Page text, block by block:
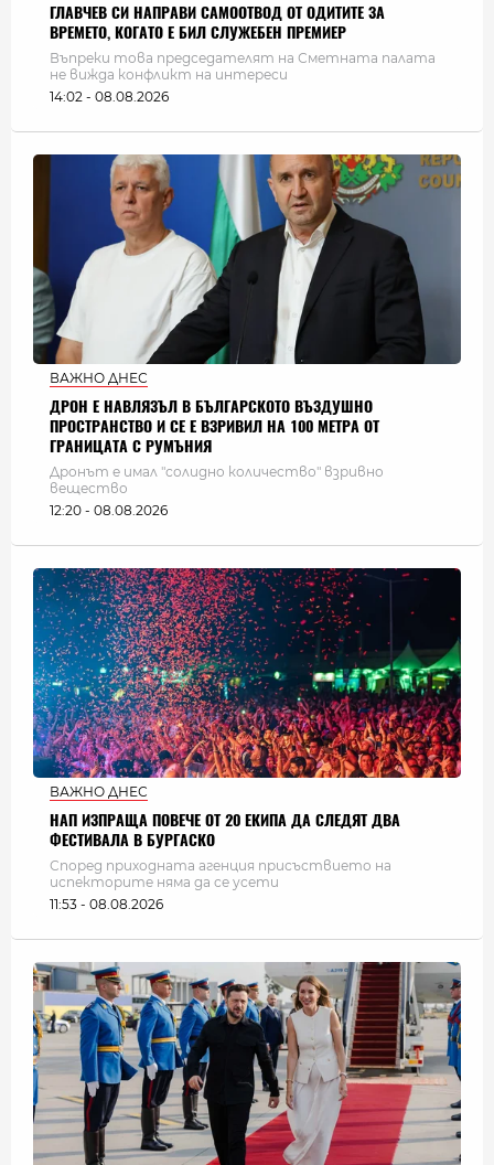
ГЛАВЧЕВ СИ НАПРАВИ САМООТВОД ОТ ОДИТИТЕ ЗА
ВРЕМЕТО, КОГАТО Е БИЛ СЛУЖЕБЕН ПРЕМИЕР
Въпреки това председателят на Сметната палата
не вижда конфликт на интереси
14:02 - 08.08.2026
ВАЖНО ДНЕС
ДРОН Е НАВЛЯЗЪЛ В БЪЛГАРСКОТО ВЪЗДУШНО
ПРОСТРАНСТВО И СЕ Е ВЗРИВИЛ НА 100 МЕТРА ОТ
ГРАНИЦАТА С РУМЪНИЯ
Дронът е имал "солидно количество" взривно
вещество
12:20 - 08.08.2026
ВАЖНО ДНЕС
НАП ИЗПРАЩА ПОВЕЧЕ ОТ 20 ЕКИПА ДА СЛЕДЯТ ДВА
ФЕСТИВАЛА В БУРГАСКО
Според приходната агенция присъствието на
испекторите няма да се усети
11:53 - 08.08.2026